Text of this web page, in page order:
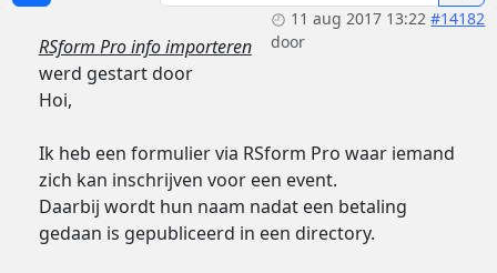
11 aug 2017 13:22 #14182
door
RSform Pro info importeren
werd gestart door
Hoi,
Ik heb een formulier via RSform Pro waar iemand
zich kan inschrijven voor een event.
Daarbij wordt hun naam nadat een betaling
gedaan is gepubliceerd in een directory.